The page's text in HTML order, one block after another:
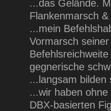
...das Gelände.
Flankenmarsch
...mein
Vormarsch
gegnerische
...langsam bilden
...wir haben
DBX-basierten